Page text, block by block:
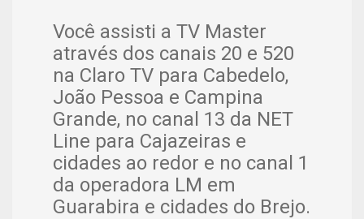
Você assisti a TV Master
através dos canais 20 e 520
na Claro TV para Cabedelo,
João Pessoa e Campina
Grande, no canal 13 da NET
Line para Cajazeiras e
cidades ao redor e no canal 1
da operadora LM em
Guarabira e cidades do Brejo.